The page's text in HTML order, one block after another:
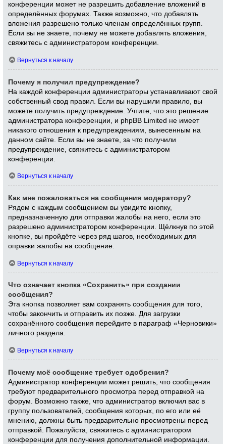
конференции может не разрешить добавление вложений в
определённых форумах. Также возможно, что добавлять
вложения разрешено только членам определённых групп.
Если вы не знаете, почему не можете добавлять вложения,
свяжитесь с администратором конференции.
Вернуться к началу
Почему я получил предупреждение?
На каждой конференции администраторы устанавливают свой
собственный свод правил. Если вы нарушили правило, вы
можете получить предупреждение. Учтите, что это решение
администратора конференции, и phpBB Limited не имеет
никакого отношения к предупреждениям, вынесенным на
данном сайте. Если вы не знаете, за что получили
предупреждение, свяжитесь с администратором
конференции.
Вернуться к началу
Как мне пожаловаться на сообщения модератору?
Рядом с каждым сообщением вы увидите кнопку,
предназначенную для отправки жалобы на него, если это
разрешено администратором конференции. Щёлкнув по этой
кнопке, вы пройдёте через ряд шагов, необходимых для
оправки жалобы на сообщение.
Вернуться к началу
Что означает кнопка «Сохранить» при создании
сообщения?
Эта кнопка позволяет вам сохранять сообщения для того,
чтобы закончить и отправить их позже. Для загрузки
сохранённого сообщения перейдите в параграф «Черновики»
личного раздела.
Вернуться к началу
Почему моё сообщение требует одобрения?
Администратор конференции может решить, что сообщения
требуют предварительного просмотра перед отправкой на
форум. Возможно также, что администратор включил вас в
группу пользователей, сообщения которых, по его или её
мнению, должны быть предварительно просмотрены перед
отправкой. Пожалуйста, свяжитесь с администратором
конференции для получения дополнительной информации.